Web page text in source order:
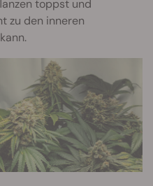
toppst und
zu den inneren